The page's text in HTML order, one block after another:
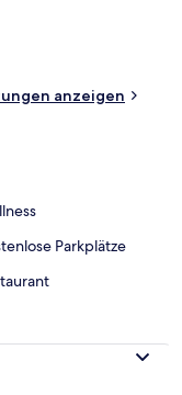
anzeigen
Parkplätze